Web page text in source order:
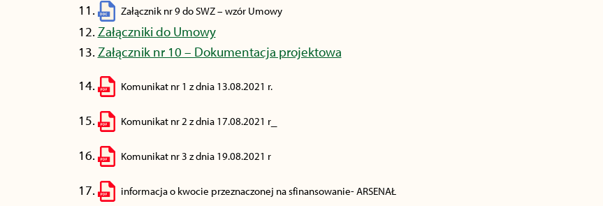
Załącznik nr 9 do SWZ – wzór Umowy
Załączniki do Umowy
Załącznik nr 10 – Dokumentacja projektowa
Komunikat nr 1 z dnia 13.08.2021 r.
Komunikat nr 2 z dnia 17.08.2021 r_
Komunikat nr 3 z dnia 19.08.2021 r
informacja o kwocie przeznaczonej na sfinansowanie- ARSENAŁ